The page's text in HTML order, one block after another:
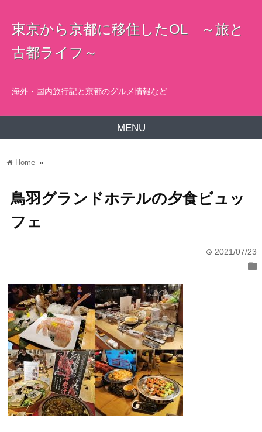
東京から京都に移住したOL ～旅と
古都ライフ～
海外・国内旅行記と京都のグルメ情報など
MENU
home Home »
鳥羽グランドホテルの夕食ビュッ
フェ
time 2021/07/23
folder